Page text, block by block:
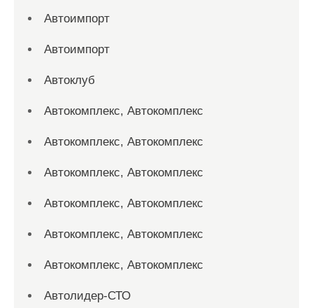
Автоимпорт
Автоимпорт
Автоклуб
Автокомплекс, Автокомплекс
Автокомплекс, Автокомплекс
Автокомплекс, Автокомплекс
Автокомплекс, Автокомплекс
Автокомплекс, Автокомплекс
Автокомплекс, Автокомплекс
Автолидер-СТО